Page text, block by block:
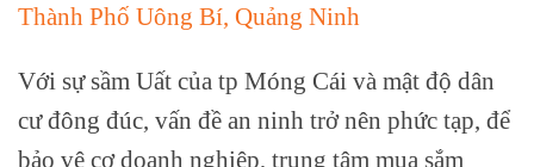
Thành Phố Uông Bí, Quảng Ninh
Với sự sầm Uất của tp Móng Cái và mật độ dân
cư đông đúc, vấn đề an ninh trở nên phức tạp, để
bảo vệ cơ doanh nghiệp, trung tâm mua sắm